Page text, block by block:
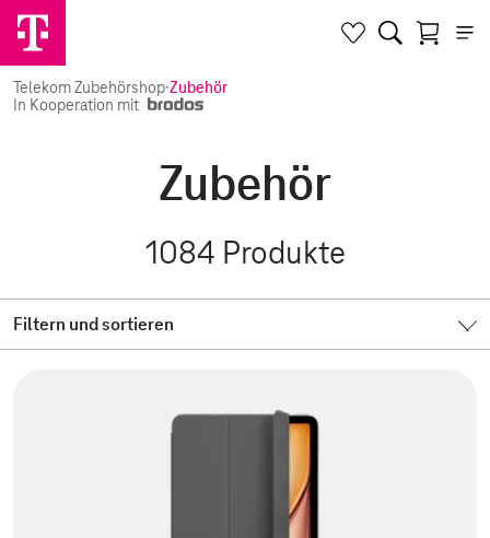
Telekom Zubehörshop·Zubehör
In Kooperation mit
Zubehör
1084 Produkte
Filtern und sortieren